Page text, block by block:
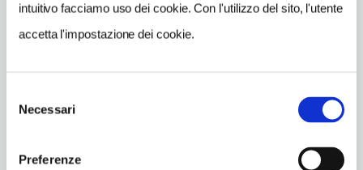
intuitivo facciamo uso dei cookie. Con l'utilizzo del sito, l'utente
accetta l'impostazione dei cookie.
delNecessari
Preferenze
TIPO DI CUCINA
francese e del territori